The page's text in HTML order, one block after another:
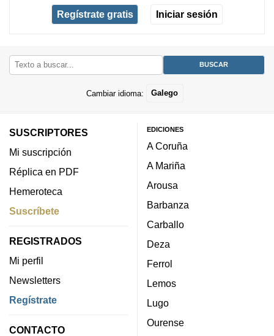
Regístrate gratis Iniciar sesión
Cambiar idioma: Galego
SUSCRIPTORES
Mi suscripción
Réplica en PDF
Hemeroteca
Suscríbete
REGISTRADOS
Mi perfil
Newsletters
Regístrate
CONTACTO
EDICIONES
A Coruña
A Mariña
Arousa
Barbanza
Carballo
Deza
Ferrol
Lemos
Lugo
Ourense